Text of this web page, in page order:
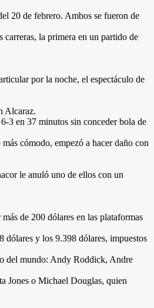
20 de febrero. Ambos se fueron de
la primera en un partido de
por la noche, el espectáculo de
Alcaraz.
3 en 37 minutos sin conceder bola de
cómodo, empezó a hacer daño con
le anuló uno de ellos con un
de 200 dólares en las plataformas
dólares y los 9.398 dólares, impuestos
del mundo: Andy Roddick, Andre
Jones o Michael Douglas, quien